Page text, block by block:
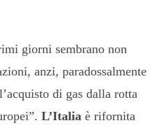
giorni sembrano non
anzi, paradossalmente
di gas dalla rotta
L’Italia è rifornita